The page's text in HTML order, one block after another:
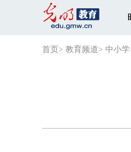
首页 > 教育频道> 中小学